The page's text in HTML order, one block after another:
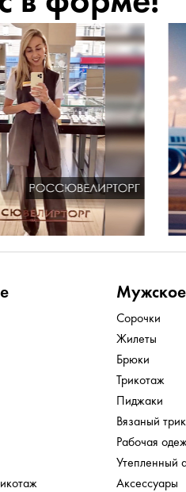
Мужское
Сорочки
Жилеты
Брюки
Трикотаж
Пиджаки
Вязаный
Рабочая
Утепленный
Аксессуары